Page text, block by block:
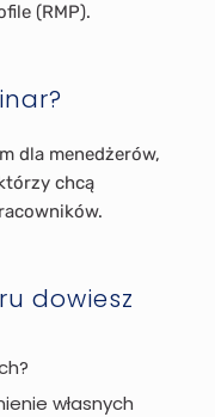
(RMP).
dla menedżerów,
chcą
dowiesz
własnych